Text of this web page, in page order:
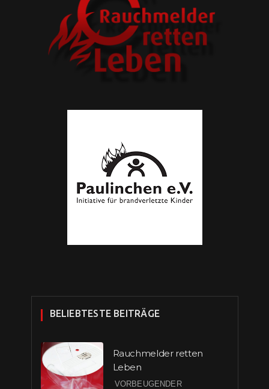
BELIEBTESTE BEITRÄGE
Rauchmelder retten
Leben
VORBEUGENDER